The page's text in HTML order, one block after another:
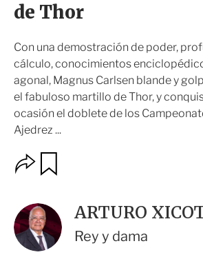
de Thor
Con una demostración de poder,
cálculo, conocimientos
agonal, Magnus Carlsen blande y
el fabuloso martillo de Thor, y
ocasión el doblete de los
Ajedrez ...
O
p
o
n
e
s
a
r
ARTURO
Rey y dama